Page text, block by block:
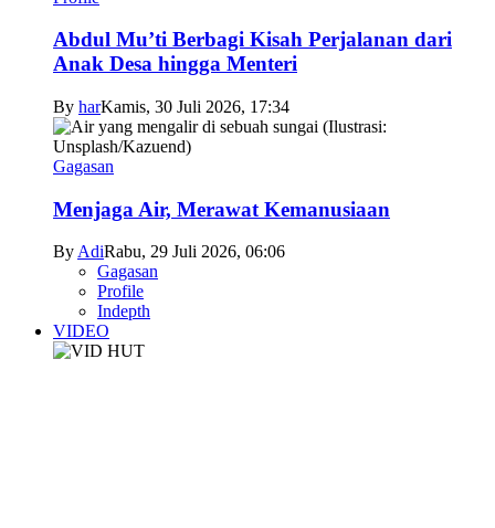
Abdul Mu’ti Berbagi Kisah Perjalanan dari
Anak Desa hingga Menteri
By harKamis, 30 Juli 2026, 17:34
Gagasan
Menjaga Air, Merawat Kemanusiaan
ByAdiRabu, 29 Juli 2026, 06:06
Gagasan
Profile
Indepth
VIDEO